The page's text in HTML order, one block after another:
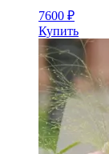
7600 ₽
Купить